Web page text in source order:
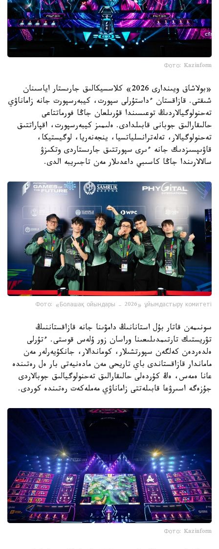
Фото: Kazinform
«بولاشاق ويىندارى 2026» كلاسسيكالىق جارىستار اياسىنان
شىقتى. قازاقستان ءداستۇرلى سپورت، كيبەرسپورت جانە زاماناۋي
تەحنولوگيالاردىڭ توعىسىندا قۇرىلعان جاڭا فورماتتاعى
حالىقارالىق جوبانى قابىلدادى. ەلىمىز كيبەرسپورت، اقپاراتتىق
تەحنولوگيالار، تەلەترانسلياتسيا، ينجەنەريا، لوگيستيكا،
قاۋىپسىزدىك جانە ءىرى سپورتتىق جارىستاردى وتكىزۋ
سالالارىندا جاڭا كاسىبي داعدىلار مەن تاجىريبە الدى.
Фото: «Болашақ ойындары – 2026» ұйымдастыру комитеті
سونىمەن قاتار بۇل استانانىڭ دامۋىنا جانە قازاقستاننىڭ
تۋريستىك تارتىمدىلىعىنا وراسان زور ۇلەس قوستى. ءتۇرلى
ەلدەردەن كەلگەن سپورتشىلار، كوماندالار، جانكۇيەرلەر مەن
ماماندار قازاقستاندى باي تاريحى مەن مادەنيەتى بار ەل رەتىندە
عانا ەمەس، ەڭ كۇردەلى حالىقارالىق تەحنولوگيالىق جوبالاردى
جۇزەگە اسىرۋعا قابىلەتتى زاماناۋي مەملەكەت رەتىندە كوردى.
Фото: Kazinform